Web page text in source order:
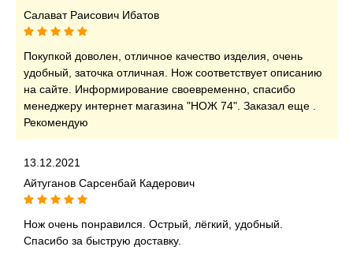
Салават Раисович Ибатов
Покупкой доволен, отличное качество изделия, очень
удобный, заточка отличная. Нож соответствует описанию
на сайте. Информирование своевременно, спасибо
менеджеру интернет магазина "НОЖ 74". Заказал еще .
Рекомендую
13.12.2021
Айтуганов Сарсенбай Кадерович
Нож очень понравился. Острый, лёгкий, удобный.
Спасибо за быструю доставку.